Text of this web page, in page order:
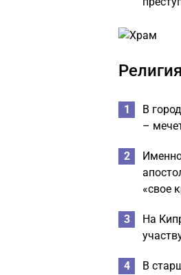
Религия
В
–
«свое
На
В